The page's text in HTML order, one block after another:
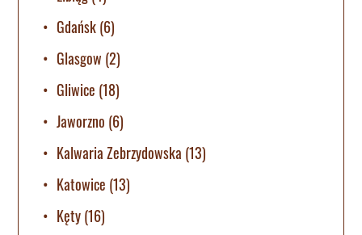
Gdańsk(6)
Glasgow (2)
Gliwice (18)
Jaworzno (6)
Kalwaria Zebrzydowska (13)
Katowice (13)
Kęty(16)